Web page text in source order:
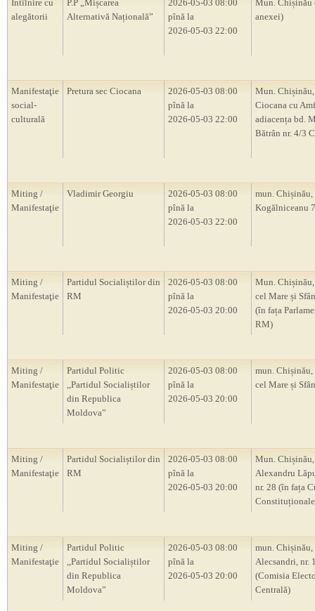
Întîlnire cu
alegătorii
P.P „Mișcarea
Alternativă Națională”
2026-05-03 08:00
pînă la
2026-05-03 22:00
Mun. Chișinău
anexei)
Manifestaţie
social-
culturală
Pretura sec Ciocana
2026-05-03 08:00
pînă la
2026-05-03 22:00
Mun.
Ciocana cu
adiacența bd.
Bătrân nr. 4/3
Miting /
Manifestaţie
Vladimir Georgiu
2026-05-03 08:00
pînă la
2026-05-03 22:00
mun. Chișinău,
Kogălniceanu
Miting /
Manifestaţie
Partidul Socialiștilor din
RM
2026-05-03 08:00
pînă la
2026-05-03 20:00
Mun.
cel Mare și
(în fața
RM)
Miting /
Manifestaţie
Partidul Politic
,,Partidul Socialiștilor
din Republica
Moldova”
2026-05-03 08:00
pînă la
2026-05-03 20:00
mun. Chișinău,
cel Mare și
Miting /
Manifestaţie
Partidul Socialiștilor din
RM
2026-05-03 08:00
pînă la
2026-05-03 20:00
Mun. Chișinău,
Alexandru
nr. 28 (în fața
Miting /
Manifestaţie
Partidul Politic
,,Partidul Socialiștilor
din Republica
Moldova”
2026-05-03 08:00
pînă la
2026-05-03 20:00
mun. Chișinău,
Alecsandri, nr.
(Comisia
Centrală)